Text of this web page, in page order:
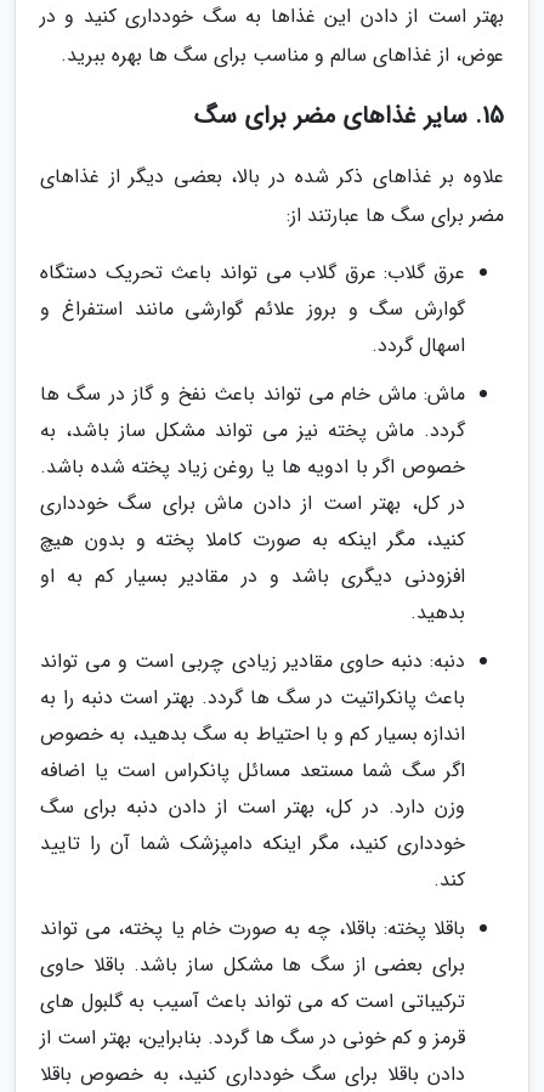
بهتر است از دادن این غذاها به سگ خودداری کنید و در
عوض، از غذاهای سالم و مناسب برای سگ ها بهره ببرید.
15. سایر غذاهای مضر برای سگ
علاوه بر غذاهای ذکر شده در بالا، بعضی دیگر از غذاهای
مضر برای سگ ها عبارتند از:
عرق گلاب: عرق گلاب می تواند باعث تحریک دستگاه
گوارش سگ و بروز علائم گوارشی مانند استفراغ و
اسهال گردد.
ماش: ماش خام می تواند باعث نفخ و گاز در سگ ها
گردد. ماش پخته نیز می تواند مشکل ساز باشد، به
خصوص اگر با ادویه ها یا روغن زیاد پخته شده باشد.
در کل، بهتر است از دادن ماش برای سگ خودداری
کنید، مگر اینکه به صورت کاملا پخته و بدون هیچ
افزودنی دیگری باشد و در مقادیر بسیار کم به او
بدهید.
دنبه: دنبه حاوی مقادیر زیادی چربی است و می تواند
باعث پانکراتیت در سگ ها گردد. بهتر است دنبه را به
اندازه بسیار کم و با احتیاط به سگ بدهید، به خصوص
اگر سگ شما مستعد مسائل پانکراس است یا اضافه
وزن دارد. در کل، بهتر است از دادن دنبه برای سگ
خودداری کنید، مگر اینکه دامپزشک شما آن را تایید
کند.
باقلا پخته: باقلا، چه به صورت خام یا پخته، می تواند
برای بعضی از سگ ها مشکل ساز باشد. باقلا حاوی
ترکیباتی است که می تواند باعث آسیب به گلبول های
قرمز و کم خونی در سگ ها گردد. بنابراین، بهتر است از
دادن باقلا برای سگ خودداری کنید، به خصوص باقلا